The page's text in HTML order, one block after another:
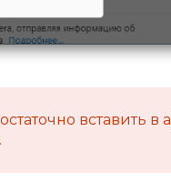
вставить в
.